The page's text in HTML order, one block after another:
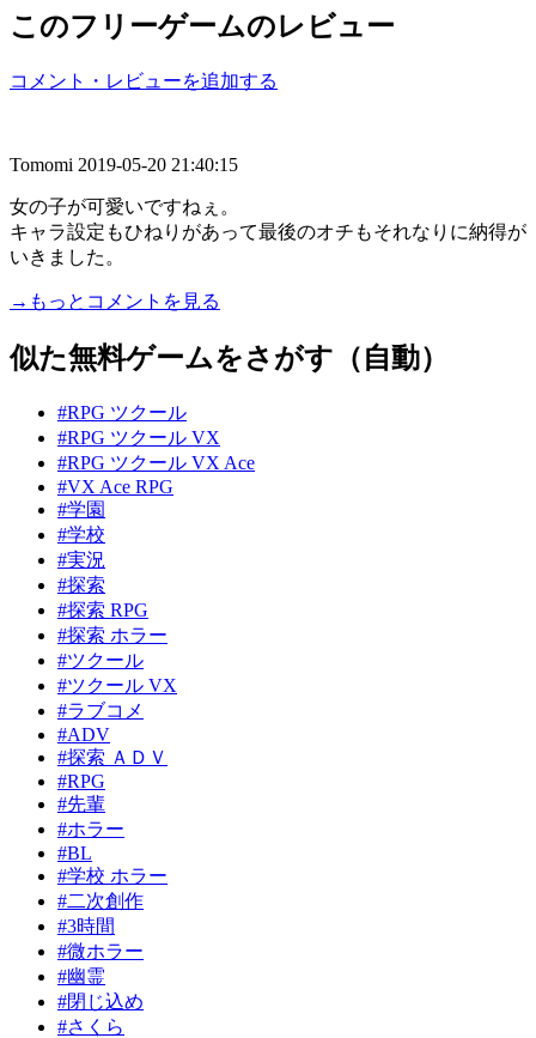
このフリーゲームのレビュー
コメント・レビューを追加する
Tomomi 2019-05-20 21:40:15
女の子が可愛いですねぇ。
キャラ設定もひねりがあって最後のオチもそれなりに納得が
いきました。
→もっとコメントを見る
似た無料ゲームをさがす（自動）
#RPG ツクール
#RPG ツクール VX
#RPG ツクール VX Ace
#VX Ace RPG
#学園
#学校
#実況
#探索
#探索 RPG
#探索 ホラー
#ツクール
#ツクール VX
#ラブコメ
#ADV
#探索 ＡＤＶ
#RPG
#先輩
#ホラー
#BL
#学校 ホラー
#二次創作
#3時間
#微ホラー
#幽霊
#閉じ込め
#さくら